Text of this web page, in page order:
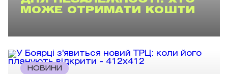
МОЖЕ ОТРИМАТИ КОШТИ
НОВИНИ